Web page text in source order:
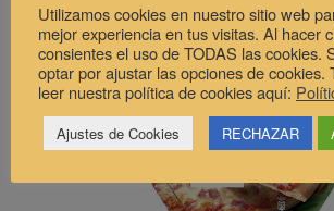
Utilizamos cookies en nuestro sitio web
mejor experiencia en tus visitas. Al hacer
consientes el uso de TODAS las cookies.
optar por ajustar las opciones de cookies.
leer nuestra política de cookies aquí:
Ajustes de Cookies RECHAZAR